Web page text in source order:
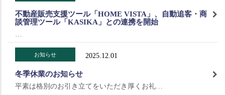
不動産販売支援ツール「HOME VISTA」、自動追客・商
談管理ツール「KASIKA」との連携を開始
お知らせ 2025.12.01
冬季休業のお知らせ
平素は格別のお引き立てをいただき厚くお礼…